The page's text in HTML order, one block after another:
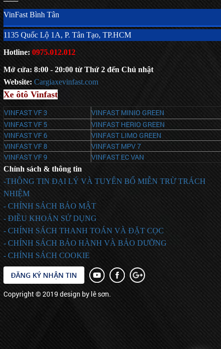
VinFast Bình Tân
1135 Quốc Lộ 1A, P. Tân Tạo, TP.HCM
Hotline: 0975.012.012
Mở cửa: 8:00 - 20:00 từ Thứ 2 đến Chủ nhật
Website: Cargiaxevinfast.com
Xe ôtô Vinfast
VINFAST VF 3
VINFAST MINIO GREEN
VINFAST VF 5
VINFAST HERIO GREEN
VINFAST VF 6
VINFAST LIMO GREEN
VINFAST VF 8
VINFAST MPV 7
VINFAST VF 9
VINFAST EC VAN
Chính sách & thông tin
-THÔNG TIN ĐẠI LÝ VÀ TUYÊN BỐ MIỄN TRỪ TRÁCH
NHIỆM
- CHÍNH SÁCH BẢO MẬT
- ĐIỀU KHOẢN SỬ DỤNG
- CHÍNH SÁCH THANH TOÁN VÀ ĐẶT CỌC
- CHÍNH SÁCH BẢO HÀNH VÀ BẢO DƯỠNG
- CHÍNH SÁCH COOKIE
ĐĂNG KÝ NHẬN TIN
Copyright © 2019 design by lê sơn.